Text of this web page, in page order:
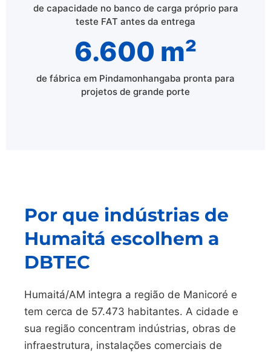
de capacidade no banco de carga próprio para
teste FAT antes da entrega
6.600 m²
de fábrica em Pindamonhangaba pronta para
projetos de grande porte
Por que indústrias de
Humaitá escolhem a
DBTEC
Humaitá/AM integra a região de Manicoré e
tem cerca de 57.473 habitantes. A cidade e
sua região concentram indústrias, obras de
infraestrutura, instalações comerciais de